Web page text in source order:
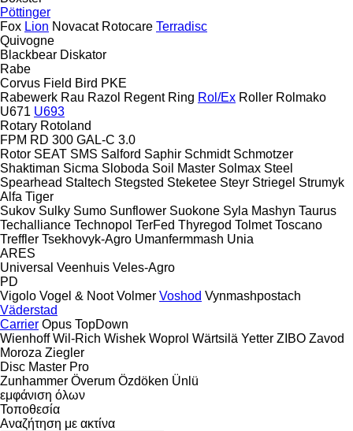
Pöttinger
Fox Lion Novacat Rotocare Terradisc
Quivogne
Blackbear Diskator
Rabe
Corvus Field Bird PKE
Rabewerk Rau Razol Regent Ring Rol/Ex Roller Rolmako
U671 U693
Rotary Rotoland
FPM RD 300 GAL-C 3.0
Rotor SEAT SMS Salford Saphir Schmidt Schmotzer
Shaktiman Sicma Sloboda Soil Master Solmax Steel
Spearhead Staltech Stegsted Steketee Steyr Striegel Strumyk
Alfa Tiger
Sukov Sulky Sumo Sunflower Suokone Syla Mashyn Taurus
Techalliance Technopol TerFed Thyregod Tolmet Toscano
Treffler Tsekhovyk-Agro Umanfermmash Unia
ARES
Universal Veenhuis Veles-Agro
PD
Vigolo Vogel & Noot Volmer Voshod Vynmashpostach
Väderstad
Carrier Opus TopDown
Wienhoff Wil-Rich Wishek Woprol Wärtsilä Yetter ZIBO Zavod
Moroza Ziegler
Disc Master Pro
Zunhammer Överum Özdöken Ünlü
εμφάνιση όλων
Τοποθεσία
Αναζήτηση με ακτίνα